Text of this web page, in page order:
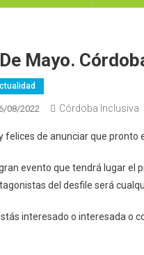
Mayo.
08/2022 Córdoba Inclusiva
felices de anunciar que pronto
evento que tendrá lugar el
del desfile será
interesado o interesada o